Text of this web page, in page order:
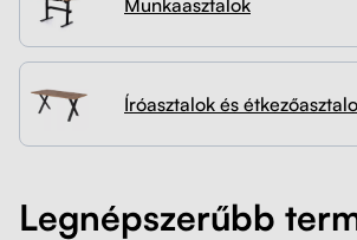
Kerekek
Kábelrendező
Zárható fiók
Fa monitor állványok
Kapcsolat
Íróasztalok és
Legnépszerűbb